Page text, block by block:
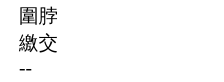
圍脖
繳交
--